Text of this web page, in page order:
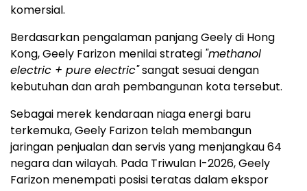
komersial.
Berdasarkan pengalaman panjang Geely di Hong
Kong, Geely Farizon menilai strategi "methanol
electric + pure electric"sangat sesuai dengan
kebutuhan dan arah pembangunan kota tersebut.
Sebagai merek kendaraan niaga energi baru
terkemuka, Geely Farizon telah membangun
jaringan penjualan dan servis yang menjangkau 64
negara dan wilayah. Pada Triwulan I-2026, Geely
Farizon menempati posisi teratas dalam ekspor